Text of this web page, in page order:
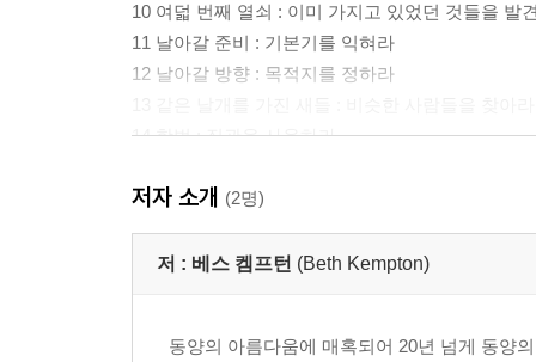
10 여덟 번째 열쇠 : 이미 가지고 있었던 것들을 발
11 날아갈 준비 : 기본기를 익혀라
12 날아갈 방향 : 목적지를 정하라
14 항법 : 직관을 사용하라
16 비행 : 여정을 지속할 힘을 얻는 법
17 비상 : 완전한 자유
저자 소개 (2명)
저 : 베스 켐프턴 (Beth Kempton)
동양의 아름다움에 매혹되어 20년 넘게 동양